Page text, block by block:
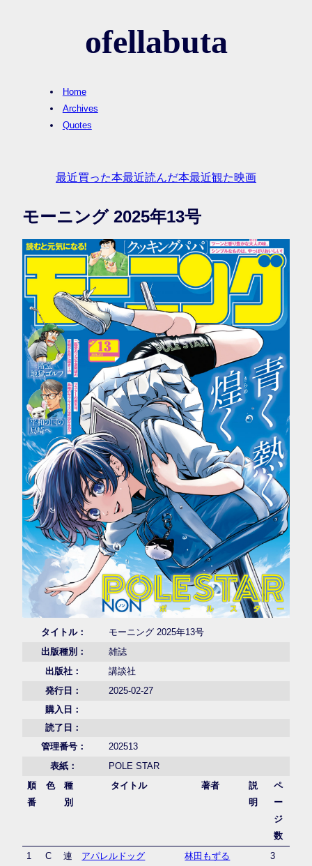
ofellabuta
Home
Archives
Quotes
最近買った本最近読んだ本最近観た映画
モーニング 2025年13号
タイトル：
モーニング 2025年13号
出版種別：
雑誌
出版社：
講談社
発行日：
2025-02-27
購入日：
読了日：
管理番号：
202513
表紙：
POLE STAR
順
番
色
種
別
タイトル 著者
説
明
ペ
ー
ジ
数
1
C
連
アパレルドッグ 林田もずる 3